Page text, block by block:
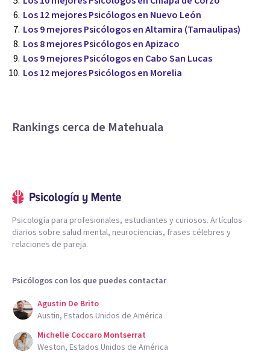
Los 12 mejores Psicólogos en Nuevo León
Los 9 mejores Psicólogos en Altamira (Tamaulipas)
Los 8 mejores Psicólogos en Apizaco
Los 9 mejores Psicólogos en Cabo San Lucas
Los 12 mejores Psicólogos en Morelia
Rankings cerca de Matehuala
Psicología para profesionales, estudiantes y curiosos. Artículos
diarios sobre salud mental, neurociencias, frases célebres y
relaciones de pareja.
Psicólogos con los que puedes contactar
Agustin De Brito
Austin, Estados Unidos de América
Michelle Coccaro Montserrat
Weston, Estados Unidos de América